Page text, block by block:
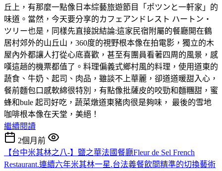
丘上，有那麼一點像日本綜藝旅遊節目「ポツンと一軒家」的
味道。當然，今天要分享的カフェアンドレスト ハートン・
ツリー也是，同樣先直接說結論:這家民宿附屬的餐廳開在鶴
居村郊外的山丘山，360度的視野根本像在拍電影，獨立的木
屋內外都讓人打從心底喜歡，甚至有團員看著四周的風景，感
嘆這趟的機票都值了。料理偏義式鄉村風的料理，使用道東的
蔬食、牛奶、起司、肉品，雖談不上華麗，卻道道暖甜入心，
餐前麵包口感軟綿很特別，有點像批薩皮的咬勁和麵糰甜，蜜
蜂和bule 起司好吃，蔬菜燉道東豬肉很是夠味， 最後的雪地
咖啡根本像在天堂，美絕！
繼續閱讀
2個月前
【台中米其林之八-】鹽之華法國餐廳Fleur de Sel French
Restaurant.連續六年米其林一星.台法義餐飲間精準的切換藝術